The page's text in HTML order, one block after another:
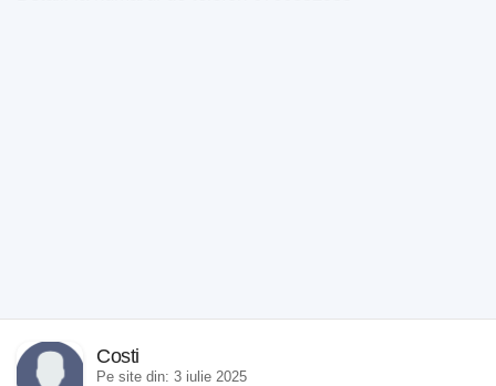
Costi
Pe site din: 3 iulie 2025